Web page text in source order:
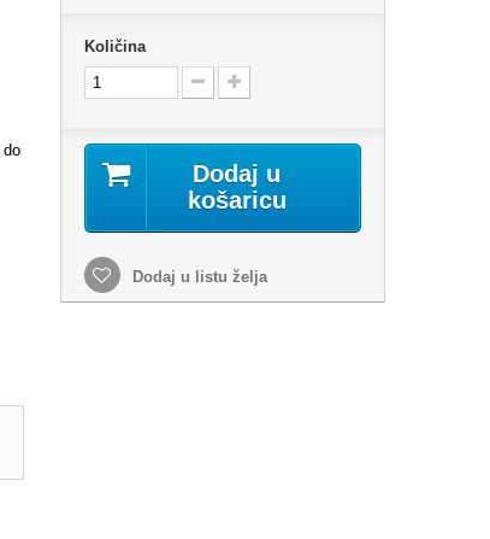
Količina
Dodaj u
košaricu
Dodaj u listu želja